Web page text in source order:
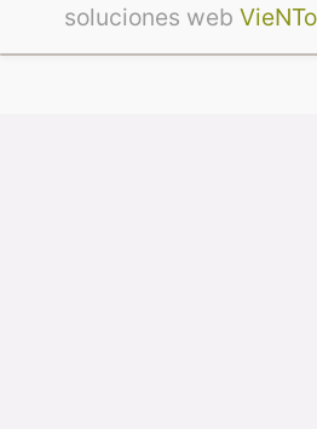
soluciones web